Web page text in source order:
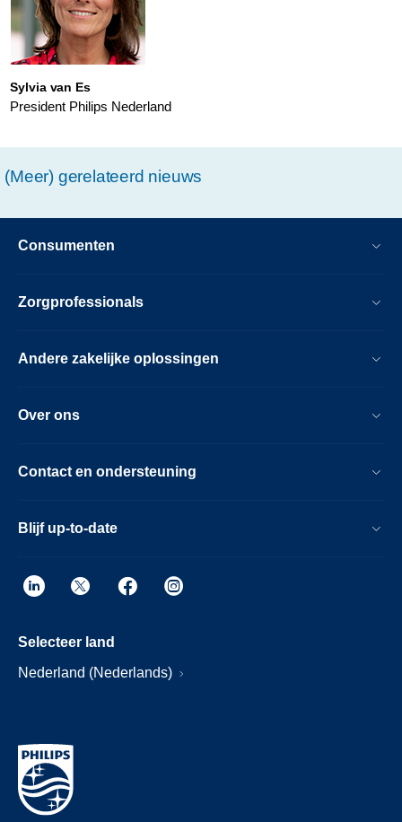
en-
Sylvia van Es
President Philips Nederland
(Meer) gerelateerd nieuws
Consumenten
Zorgprofessionals
Andere zakelijke oplossingen
Over ons
Contact en ondersteuning
Blijf up-to-date
Selecteer land
Nederland (Nederlands)